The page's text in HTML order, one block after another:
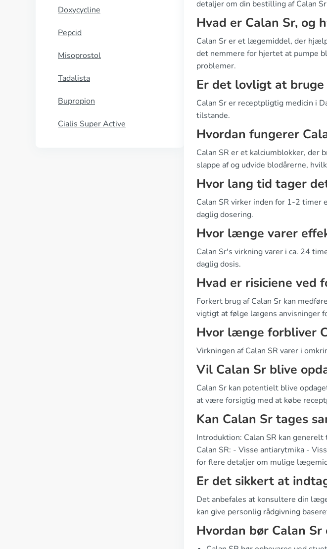
Doxycycline
Pepcid
Misoprostol
Tadalista
Bupropion
Cialis Super Active
detaljer om din bestilling af Calan
Hvad er Calan Sr, og
Calan Sr er et lægemiddel, der
det nemmere for hjertet at pumpe
problemer.
Er det lovligt at bruge
Calan Sr er receptpligtig medicin i
tilstande.
Hvordan fungerer
Calan SR er et kalciumblokker, der
slappe af og udvide blodårerne,
Hvor lang tid tager
Calan SR virker inden for 1-2
daglig dosering.
Hvor længe varer
Calan Sr's virkning varer i ca. 24
daglig dosis.
Hvad er risiciene ved
Forkert brug af Calan Sr kan
vigtigt at følge lægens anvisninger
Hvor længe forbliver
Virkningen af Calan SR varer i
Vil Calan Sr blive
Calan Sr kan potentielt blive
at være forsigtig med at købe
Kan Calan Sr tages
Introduktion: Calan SR kan
Calan SR: - Visse antiarytmika -
for flere detaljer om mulige
Er det sikkert at
Det anbefales at konsultere din
kan give personlig rådgivning
Hvordan bør Calan